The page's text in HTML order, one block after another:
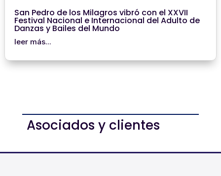
San Pedro de los Milagros vibró con el XXVII
Festival Nacional e Internacional del Adulto de
Danzas y Bailes del Mundo
leer más...
Asociados y clientes